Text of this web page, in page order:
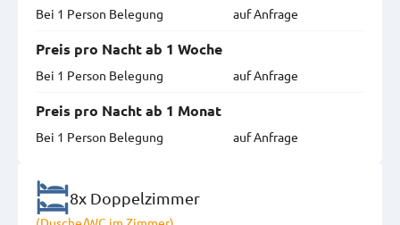
Bei 1 Person Belegung
auf Anfrage
Preis pro Nacht ab 1 Woche
Bei 1 Person Belegung
auf Anfrage
Preis pro Nacht ab 1 Monat
Bei 1 Person Belegung
auf Anfrage
8x Doppelzimmer